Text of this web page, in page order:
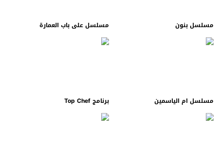
مسلسل بنون مسلسل على باب العمارة
مسلسل ام الياسمين برنامج Top Chef